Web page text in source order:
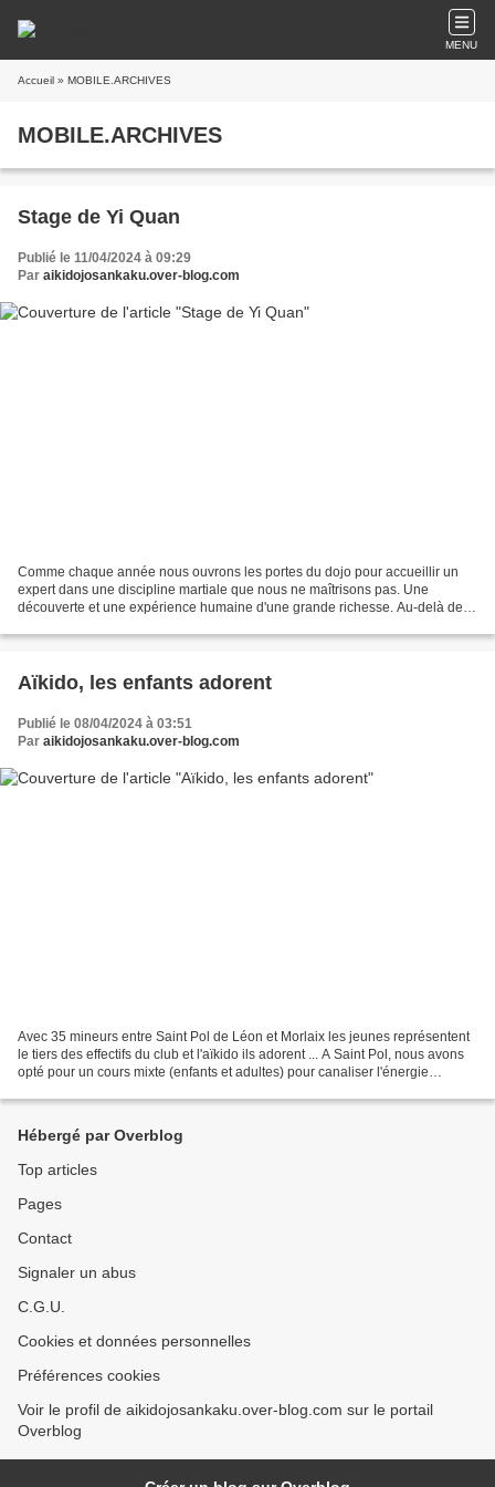
MENU
Accueil » MOBILE.ARCHIVES
MOBILE.ARCHIVES
Stage de Yi Quan
Publié le 11/04/2024 à 09:29
Par aikidojosankaku.over-blog.com
Comme chaque année nous ouvrons les portes du dojo pour accueillir un
expert dans une discipline martiale que nous ne maîtrisons pas. Une
découverte et une expérience humaine d'une grande richesse. Au-delà de la
Aïkido, les enfants adorent
Publié le 08/04/2024 à 03:51
Par aikidojosankaku.over-blog.com
Avec 35 mineurs entre Saint Pol de Léon et Morlaix les jeunes représentent
le tiers des effectifs du club et l'aïkido ils adorent ... A Saint Pol, nous avons
opté pour un cours mixte (enfants et adultes) pour canaliser l'énergie
Hébergé par Overblog
Top articles
Pages
Contact
Signaler un abus
C.G.U.
Cookies et données personnelles
Préférences cookies
Voir le profil de aikidojosankaku.over-blog.com sur le portail
Overblog